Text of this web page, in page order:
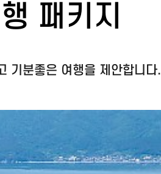
패키지
기분좋은 여행을 제안합니다.